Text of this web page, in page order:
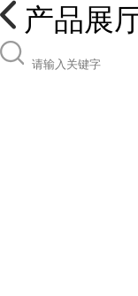
产品展